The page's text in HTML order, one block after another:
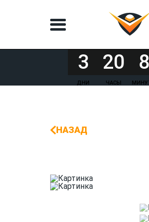
3
ДНИ
20
ЧАСЫ
8
НАЗАД